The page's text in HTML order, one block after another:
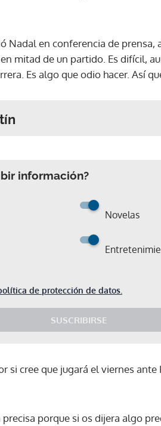
Nadal en conferencia de
mitad de un partido. Es difícil,
Es algo que odio hacer. Así
información?
Novelas
de protección de datos.
SUSCRIBIRSE
si cree que jugará el viernes
porque si os dijera algo